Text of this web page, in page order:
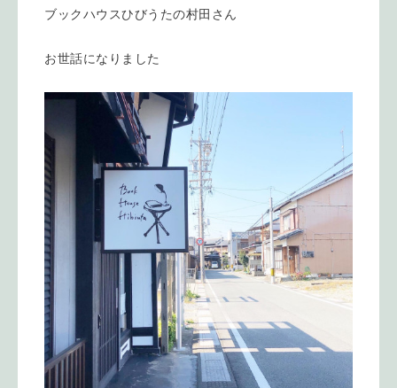
ブックハウスひびうたの村田さん
お世話になりました